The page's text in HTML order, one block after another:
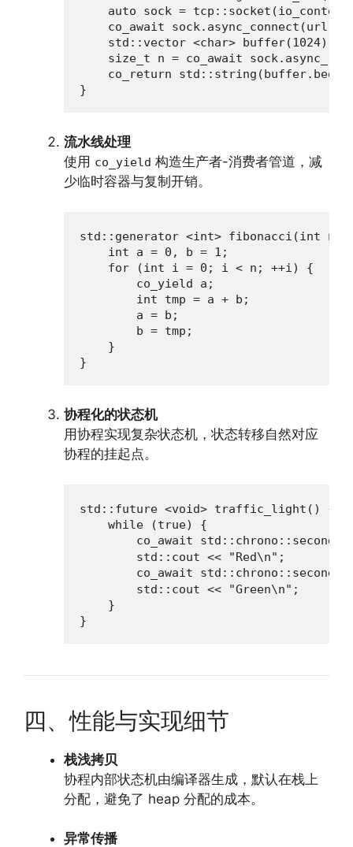
auto sock =
co_await sock.async_connect(url,
    std::vector <char> buffer(1024);
size_t n = co_await
co_return
}
流水线处理
使用 co_yield 构造生产者-消费者管道，减
少临时容器与复制开销。
std::generator <int> fibonacci(int n)
    int a = 0, b = 1;
    for (int i = 0; i < n; ++i) {
        co_yield a;
        int tmp = a + b;
        a = b;
        b = tmp;
    }
}
协程化的状态机
用协程实现复杂状态机，状态转移自然对应
协程的挂起点。
std::future <void> traffic_light() {
    while (true) {
co_await
        std::cout << "Red\n";
co_await
        std::cout << "Green\n";
    }
}
四、性能与实现细节
栈浅拷贝
协程内部状态机由编译器生成，默认在栈上
分配，避免了 heap 分配的成本。
异常传播